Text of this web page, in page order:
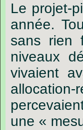
Le projet-
année.
sans rien
niveaux
vivaient
une «